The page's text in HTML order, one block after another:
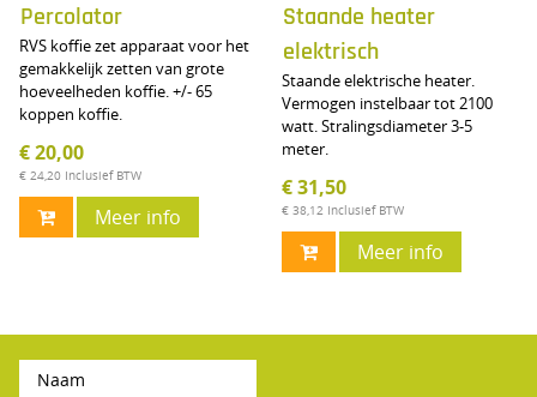
Percolator
RVS koffie zet apparaat voor het
gemakkelijk zetten van grote
hoeveelheden koffie. +/- 65
koppen koffie.
€ 20,00
€ 24,20 Inclusief BTW
Meer info
Staande heater
elektrisch
Staande elektrische heater.
Vermogen instelbaar tot 2100
watt. Stralingsdiameter 3-5
meter.
€ 31,50
€ 38,12 Inclusief BTW
Meer info